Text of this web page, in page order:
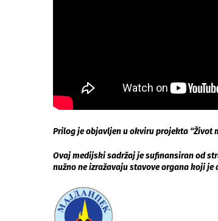
Prilog je objavljen u okviru projekta “Život
Ovaj medijski sadržaj je sufinansiran od
nužno ne izražavaju stavove organa koji je